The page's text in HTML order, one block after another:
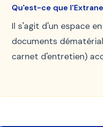
Qu'est-ce que
Il s'agit d'un espace
documents
carnet d'entretien)